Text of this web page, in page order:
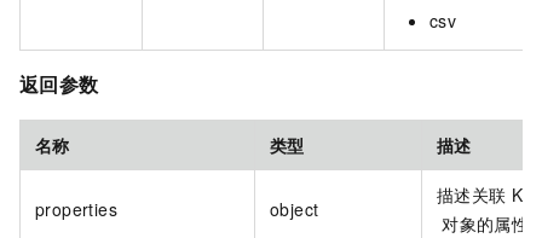
csv
返回参数
名称 类型 描述
properties object
描述关联
对象的属性